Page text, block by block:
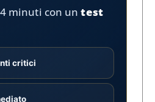
minuti con untest
critici